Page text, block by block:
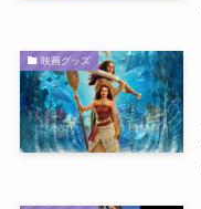
映画グッズ